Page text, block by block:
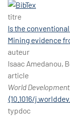
titre
Is the
Mining evidence
auteur
Isaac Amedanou,
article
World Development
⟨10.1016/
typdoc